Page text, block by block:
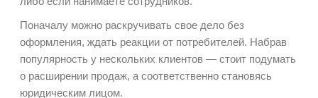
Поначалу можно раскручивать свое дело без
оформления, ждать реакции от потребителей. Набрав
популярность у нескольких клиентов — стоит подумать
о расширении продаж, а соответственно становясь
юридическим лицом.